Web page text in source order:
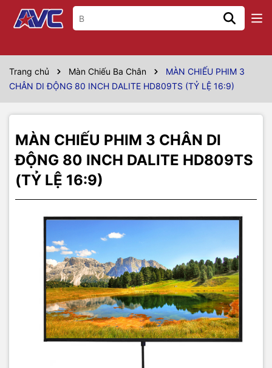
Trang chủ Màn Chiếu Ba Chân
MÀN CHIẾU PHIM 3
CHÂN DI ĐỘNG 80 INCH DALITE HD809TS (TỶ LỆ 16:9)
MÀN CHIẾU PHIM 3 CHÂN DI
ĐỘNG 80 INCH DALITE HD809TS
(TỶ LỆ 16:9)
Thông số kỹ thuật
Model HD809TS
Màn chiếu phim di động, 3 chân, vải
Kích thước vùng
chiếu (m)
1.77m x 0.99m
Kích thước vùng
70" x 39"
tương đương
80 inch
Tỷ lệ khung hình 16:09
Chất liệu vải màn
Matte White D cao cấp – chống
nhăn, dễ vệ sinh
Góc nhìn 160 độ
Hợp kim nhôm chắc chắn, điều chỉnh